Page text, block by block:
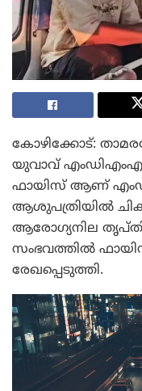
കോഴിക്കോട്:
യുവാവ് എംഡിഎംഎ
ഫായിസ് ആണ്
ആശുപത്രിയിൽ
ആരോഗ്യനില
സംഭവത്തിൽ
രേഖപ്പെടുത്തി.